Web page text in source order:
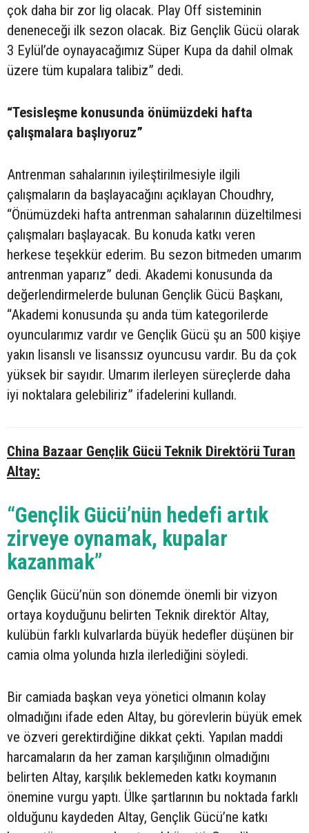
çok daha bir zor lig olacak. Play Off sisteminin
deneneceği ilk sezon olacak. Biz Gençlik Gücü olarak
3 Eylül’de oynayacağımız Süper Kupa da dahil olmak
üzere tüm kupalara talibiz” dedi.
“Tesisleşme konusunda önümüzdeki hafta
çalışmalara başlıyoruz”
Antrenman sahalarının iyileştirilmesiyle ilgili
çalışmaların da başlayacağını açıklayan Choudhry,
“Önümüzdeki hafta antrenman sahalarının düzeltilmesi
çalışmaları başlayacak. Bu konuda katkı veren
herkese teşekkür ederim. Bu sezon bitmeden umarım
antrenman yaparız” dedi. Akademi konusunda da
değerlendirmelerde bulunan Gençlik Gücü Başkanı,
“Akademi konusunda şu anda tüm kategorilerde
oyuncularımız vardır ve Gençlik Gücü şu an 500 kişiye
yakın lisanslı ve lisanssız oyuncusu vardır. Bu da çok
yüksek bir sayıdır. Umarım ilerleyen süreçlerde daha
iyi noktalara gelebiliriz” ifadelerini kullandı.
China Bazaar Gençlik Gücü Teknik Direktörü Turan
Altay:
“Gençlik Gücü’nün hedefi artık
zirveye oynamak, kupalar
kazanmak”
Gençlik Gücü’nün son dönemde önemli bir vizyon
ortaya koyduğunu belirten Teknik direktör Altay,
kulübün farklı kulvarlarda büyük hedefler düşünen bir
camia olma yolunda hızla ilerlediğini söyledi.
Bir camiada başkan veya yönetici olmanın kolay
olmadığını ifade eden Altay, bu görevlerin büyük emek
ve özveri gerektirdiğine dikkat çekti. Yapılan maddi
harcamaların da her zaman karşılığının olmadığını
belirten Altay, karşılık beklemeden katkı koymanın
önemine vurgu yaptı. Ülke şartlarının bu noktada farklı
olduğunu kaydeden Altay, Gençlik Gücü’ne katkı